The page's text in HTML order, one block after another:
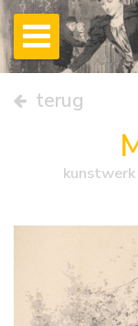
terug
kunstwerk